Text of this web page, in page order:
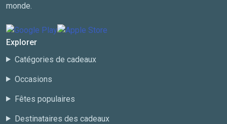
monde.
Explorer
Catégories de cadeaux
Occasions
Fêtes populaires
Destinataires des cadeaux